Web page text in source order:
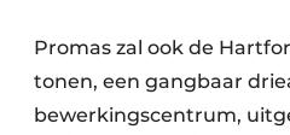
Promas zal ook de
tonen, een gangbaar
bewerkingscentrum,